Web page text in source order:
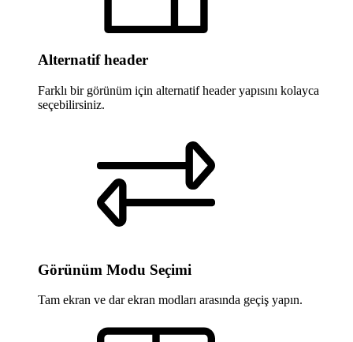
Alternatif header
Farklı bir görünüm için alternatif header yapısını kolayca
seçebilirsiniz.
Görünüm Modu Seçimi
Tam ekran ve dar ekran modları arasında geçiş yapın.